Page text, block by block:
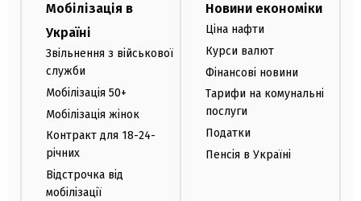
Мобілізація в
Україні
Звільнення з військової
служби
Мобілізація 50+
Мобілізація жінок
Контракт для 18-24-
річних
Відстрочка від
мобілізації
Новини економіки
Ціна нафти
Курси валют
Фінансові новини
Тарифи на комунальні
послуги
Податки
Пенсія в Україні